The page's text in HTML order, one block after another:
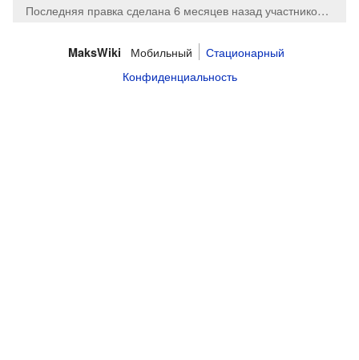
Последняя правка сделана 6 месяцев назад участником
MaksWiki Мобильный
Стационарный
Конфиденциальность